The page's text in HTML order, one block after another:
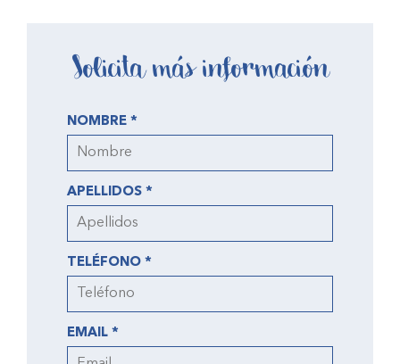
Solicita más información
NOMBRE *
APELLIDOS *
TELÉFONO *
EMAIL *